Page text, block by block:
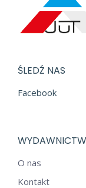
ŚLEDŹ NAS
Facebook
O nas
Kontakt